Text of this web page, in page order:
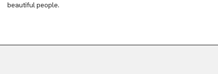
beautiful people.